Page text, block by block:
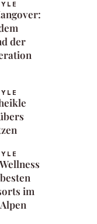
der
im